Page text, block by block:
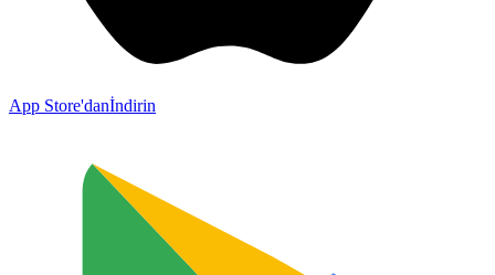
App Store'danİndirin